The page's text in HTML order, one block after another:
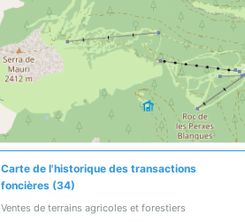
Carte de l'historique des transactions
foncières (34)
Ventes de terrains agricoles et forestiers